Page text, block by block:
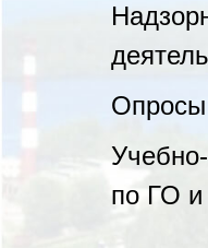
Опросы
по ГО